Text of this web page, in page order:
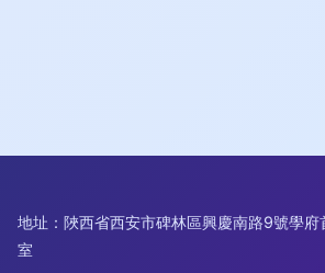
地址：陜西省西安市碑林區興慶南路9號學
室